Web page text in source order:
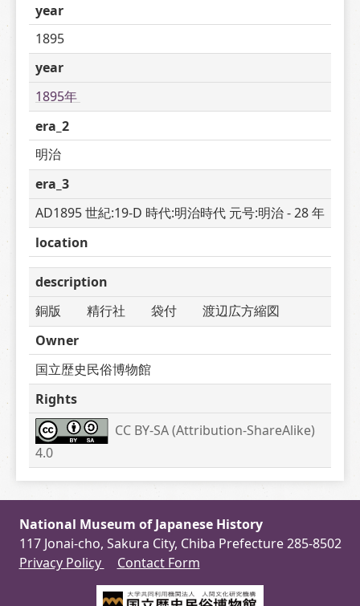
year
1895
year
1895年
era_2
明治
era_3
AD1895 世紀:19-D 時代:明治時代 元号:明治 - 28 年
location
description
銅版　　精行社　　袋付　　渡辺広方縮図
Owner
国立歴史民俗博物館
Rights
CC BY-SA (Attribution-ShareAlike)
4.0
National Museum of Japanese History
117 Jonai-cho, Sakura City, Chiba Prefecture 285-8502
Privacy Policy
Contact Form